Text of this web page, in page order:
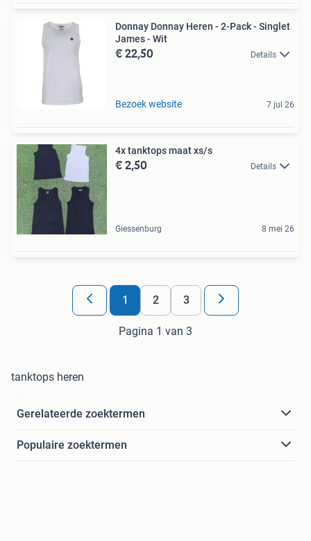
Donnay Donnay Heren - 2-Pack - Singlet
James - Wit
€ 22,50 Details
Bezoek website 7 jul 26
4x tanktops maat xs/s
€ 2,50 Details
Giessenburg 8 mei 26
1 2 3
Pagina 1 van 3
tanktops heren
Gerelateerde zoektermen
Populaire zoektermen